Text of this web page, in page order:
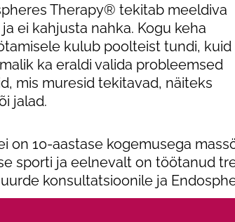
Therapy® tekitab meeldiva
ei kahjusta nahka. Kogu keha
kulub poolteist tundi, kuid
ka eraldi valida probleemsed
mis muresid tekitavad, näiteks
jalad.
on 10-aastase kogemusega
sporti ja eelnevalt on töötanud
konsultatsioonile ja